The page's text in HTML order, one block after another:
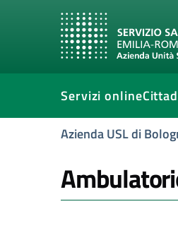
Servizi online
Azienda USL di